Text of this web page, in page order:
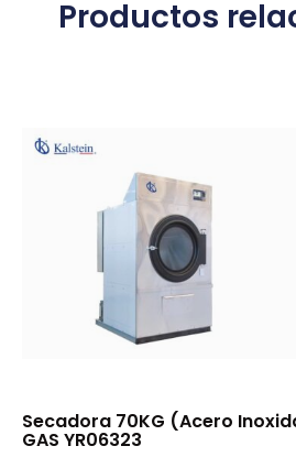
Productos
Secadora 70KG (Acero
GAS YR06323